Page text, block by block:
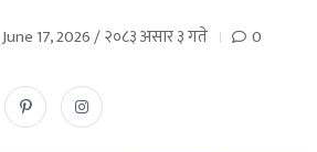
June 17, 2026 / २०८३ असार ३ गते 0